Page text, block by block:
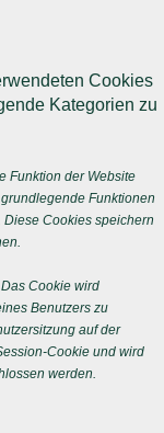
Cookies
Kategorien zu
Funktion der Website
Funktionen
Cookies speichern
Cookie wird
Benutzers zu
auf der
Cookie und wird
werden.